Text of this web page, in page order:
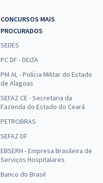
CONCURSOS MAIS
PROCURADOS
SEDES
PC DF - DELTA
PM AL - Polícia Militar do Estado
de Alagoas
SEFAZ CE - Secretaria da
Fazenda do Estado do Ceará
PETROBRAS
SEFAZ DF
EBSERH - Empresa Brasileira de
Serviços Hospitalares
Banco do Brasil